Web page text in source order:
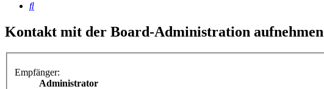
Suche
Kontakt mit der Board-Administration aufnehmen
Empfänger:
Administrator